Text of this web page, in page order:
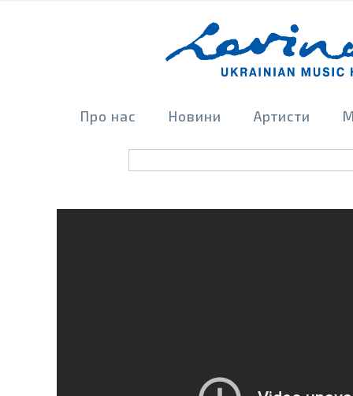
Про нас Новини Артисти